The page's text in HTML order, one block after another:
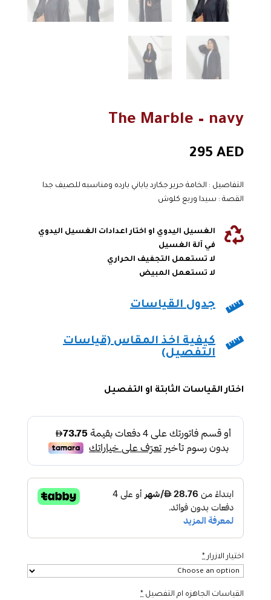
The Marble – navy
295AED
التفاصيل : الخامة حرير جكارد ياباني بارده ومناسبه للصيف جدا
القصة : سيدا وربع كلوش

الغسيل اليدوي او اختار اعدادات الغسيل اليدوي
في آلة الغسيل
لا تستعمل التجفيف الحراري
لا تستعمل المبيض
 جدول القياسات

كيفية اخذ المقاس (قياسات
التفصيل)
اختار القياسات الثابتة او التفصيل
اختيار الازرار *
القياسات الجاهزه ام التفصيل *